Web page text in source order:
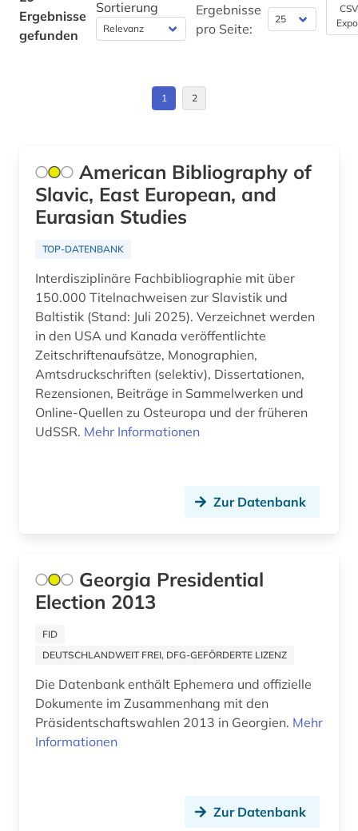
Osteuropa (14)
Serbien (10)
Slowakei (11)
Slowenien (11)
Suedosteuropa (11)
Tschechische Republik (11)
Ukraine (11)
Ungarn (9)
Ergebnisse
gefunden
Sortierung
Ergebnisse
pro Seite:
1 2
American Bibliography of
Slavic, East European, and
Eurasian Studies
TOP-DATENBANK
Interdisziplinäre Fachbibliographie mit über
150.000 Titelnachweisen zur Slavistik und
Baltistik (Stand: Juli 2025). Verzeichnet werden
in den USA und Kanada veröffentlichte
Zeitschriftenaufsätze, Monographien,
Amtsdruckschriften (selektiv), Dissertationen,
Rezensionen, Beiträge in Sammelwerken und
Online-Quellen zu Osteuropa und der früheren
UdSSR. Mehr Informationen
Zur Datenbank
Georgia Presidential
Election 2013
FID
DEUTSCHLANDWEIT FREI, DFG-GEFÖRDERTE LIZENZ
Die Datenbank enthält Ephemera und offizielle
Dokumente im Zusammenhang mit den
Präsidentschaftswahlen 2013 in Georgien. Mehr
Informationen
Zur Datenbank